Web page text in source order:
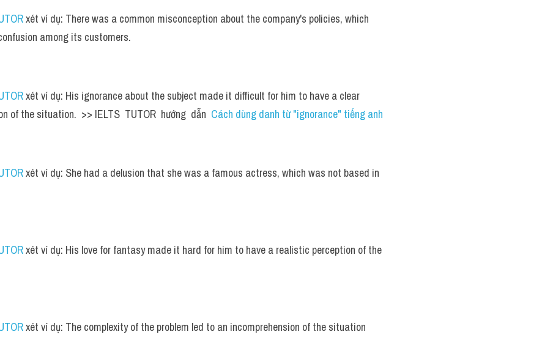
xét ví dụ: There was a common misconception about the company's policies, which
among its customers.
xét ví dụ: His ignorance about the subject made it difficult for him to have a clear
of the situation.  >> IELTS  TUTOR  hướng  dẫn Cách dùng danh từ "ignorance" tiếng anh
xét ví dụ: She had a delusion that she was a famous actress, which was not based in
xét ví dụ: His love for fantasy made it hard for him to have a realistic perception of the
xét ví dụ: The complexity of the problem led to an incomprehension of the situation